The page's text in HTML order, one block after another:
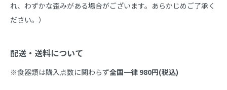
れ、わずかな歪みがある場合がございます。あらかじめご了承く
ださい。）
配送・送料について
※食器類は購入点数に関わらず全国一律 980円(税込)